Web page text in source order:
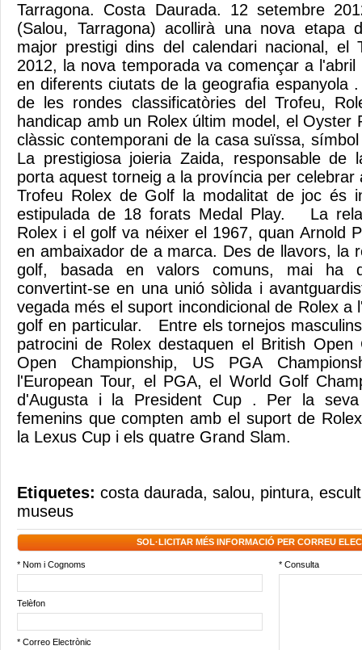
Tarragona. Costa Daurada. 12 setembre
(Salou, Tarragona) acollirà una nova etapa
major prestigi dins del calendari nacional, el
2012, la nova temporada va començar a
en diferents ciutats de la geografia
de les rondes classificatòries del Trofeu,
handicap amb un Rolex últim model, el Oyster
clàssic contemporani de la casa suïssa,
La prestigiosa joieria Zaida, responsable de
porta aquest torneig a la província per
Trofeu Rolex de Golf la modalitat de joc és
estipulada de 18 forats Medal Play. La
Rolex i el golf va néixer el 1967, quan Arnold
en ambaixador de a marca. Des de llavors, la
golf, basada en valors comuns, mai ha
convertint-se en una unió sòlida i
vegada més el suport incondicional de Rolex a
golf en particular. Entre els tornejos
patrocini de Rolex destaquen el British Open
Open Championship, US PGA
l'European Tour, el PGA, el World Golf
d'Augusta i la President Cup . Per la
femenins que compten amb el suport de
la Lexus Cup i els quatre Grand Slam.
Etiquetes: costa daurada, salou, pintura,
museus
SOL·LICITAR MÉS INFORMACIÓ PER CORREU
* Nom i Cognoms * Consulta
Telèfon
* Correo Electrònic